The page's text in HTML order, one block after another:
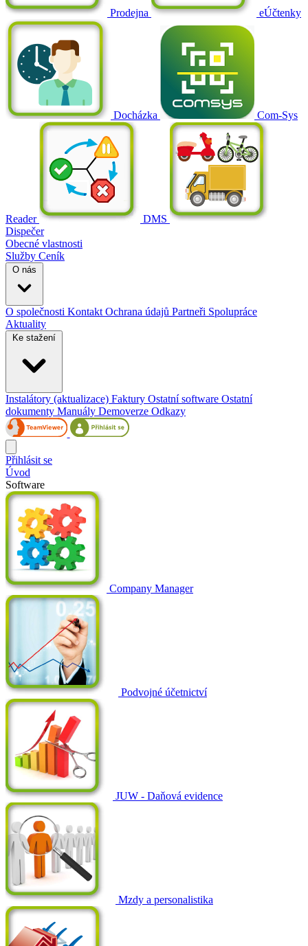
Prodejna eÚčtenky
Docházka Com-Sys
Reader
DMS
Dispečer
Obecné vlastnosti
Služby Ceník
O nás
O společnosti Kontakt Ochrana údajů Partneři Spolupráce
Aktuality
Ke stažení
Instalátory (aktualizace) Faktury Ostatní software Ostatní
dokumenty Manuály Demoverze Odkazy
Přihlásit se
Úvod
Software
Company Manager
Podvojné účetnictví
JUW - Daňová evidence
Mzdy a personalistika